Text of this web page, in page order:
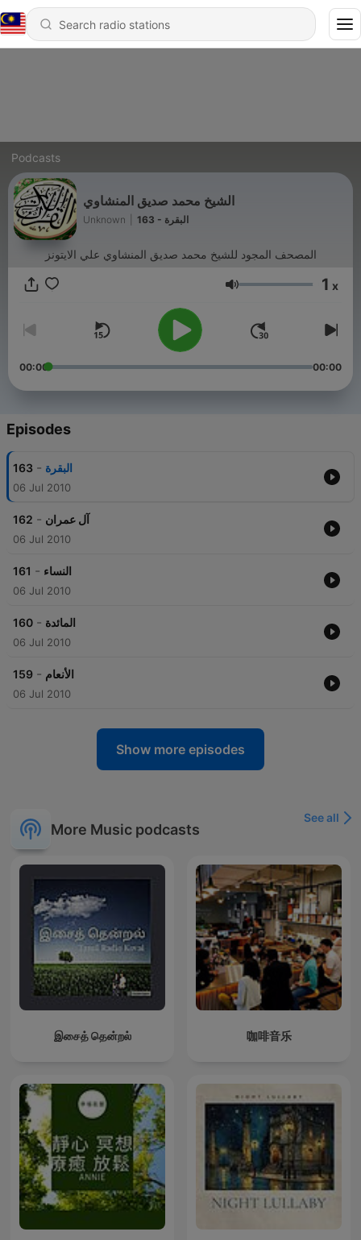
Podcasts
الشيخ محمد صديق المنشاوي
Unknown 163 - البقرة
المصحف المجود للشيخ محمد صديق المنشاوي علي الايتونز
Volume 1 x
00:00 00:00
Episodes
163 - البقرة
06 Jul 2010
162 - آل عمران
06 Jul 2010
161 - النساء
06 Jul 2010
160 - المائدة
06 Jul 2010
159 - الأنعام
06 Jul 2010
Show more episodes
More Music podcasts
See all
இசைத் தென்றல் 咖啡音乐